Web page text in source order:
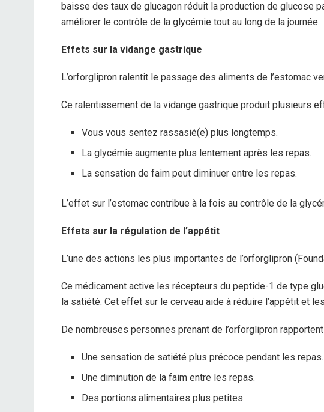
baisse des taux de glucagon réduit la production de glucose
améliorer le contrôle de la glycémie tout au long de la journée.
Effets sur la vidange gastrique
L’orforglipron ralentit le passage des aliments de l’estomac
Ce ralentissement de la vidange gastrique produit plusieurs
Vous vous sentez rassasié(e) plus longtemps.
La glycémie augmente plus lentement après les repas.
La sensation de faim peut diminuer entre les repas.
L’effet sur l’estomac contribue à la fois au contrôle de la
Effets sur la régulation de l’appétit
L’une des actions les plus importantes de l’orforglipron
Ce médicament active les récepteurs du peptide-1 de type
la satiété. Cet effet sur le cerveau aide à réduire l’appétit et
De nombreuses personnes prenant de l’orforglipron rapportent
Une sensation de satiété plus précoce pendant les repas.
Une diminution de la faim entre les repas.
Des portions alimentaires plus petites.